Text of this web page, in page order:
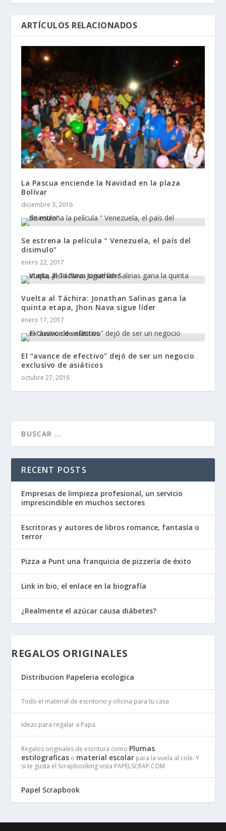
ARTÍCULOS RELACIONADOS
La Pascua enciende la Navidad en la plaza
Bolívar
diciembre 3, 2016
Se estrena la película “ Venezuela, el país del
disimulo”
enero 22, 2017
Vuelta al Táchira: Jonathan Salinas gana la
quinta etapa, Jhon Nava sigue líder
enero 17, 2017
El “avance de efectivo” dejó de ser un negocio
exclusivo de asiáticos
octubre 27, 2016
RECENT POSTS
Empresas de limpieza profesional, un servicio
imprescindible en muchos sectores
Escritoras y autores de libros romance, fantasía o
terror
Pizza a Punt una franquicia de pizzería de éxito
Link in bio, el enlace en la biografía
¿Realmente el azúcar causa diábetes?
REGALOS ORIGINALES
Distribucion Papeleria ecologica
Todo el material de escritorio y oficina para tu casa
Ideas para regalar a Papa
Regalos originales de escritura como Plumas
estilograficas o material escolar para la vuela al cole. Y
si te gusta el Scrapbooking vista PAPELSCRAP.COM
Papel Scrapbook